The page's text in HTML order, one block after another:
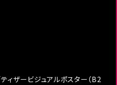
ザービジュアルポスター（B2